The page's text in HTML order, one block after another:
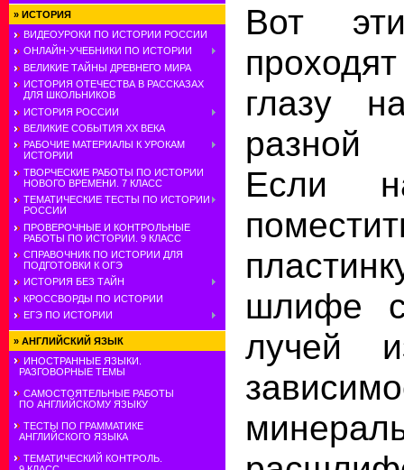
» ИСТОРИЯ
ВИДЕОУРОКИ ПО ИСТОРИИ РОССИИ
ОНЛАЙН-УЧЕБНИКИ ПО ИСТОРИИ
ВЕЛИКИЕ ТАЙНЫ ДРЕВНЕГО МИРА
ИСТОРИЯ ОТЕЧЕСТВА В РАССКАЗАХ
ДЛЯ ШКОЛЬНИКОВ
ИСТОРИЯ РОССИИ
ВЕЛИКИЕ СОБЫТИЯ ХХ ВЕКА
РАБОЧИЕ МАТЕРИАЛЫ К УРОКАМ
ИСТОРИИ
ТВОРЧЕСКИЕ РАБОТЫ ПО ИСТОРИИ
НОВОГО ВРЕМЕНИ. 7 КЛАСС
ТЕМАТИЧЕСКИЕ ТЕСТЫ ПО ИСТОРИИ
РОССИИ
ПРОВЕРОЧНЫЕ И КОНТРОЛЬНЫЕ
РАБОТЫ ПО ИСТОРИИ. 9 КЛАСС
СПРАВОЧНИК ПО ИСТОРИИ ДЛЯ
ПОДГОТОВКИ К ОГЭ
ИСТОРИЯ БЕЗ ТАЙН
КРОССВОРДЫ ПО ИСТОРИИ
ЕГЭ ПО ИСТОРИИ
» АНГЛИЙСКИЙ ЯЗЫК
ИНОСТРАННЫЕ ЯЗЫКИ.
РАЗГОВОРНЫЕ ТЕМЫ
САМОСТОЯТЕЛЬНЫЕ РАБОТЫ
ПО АНГЛИЙСКОМУ ЯЗЫКУ
ТЕСТЫ ПО ГРАММАТИКЕ
АНГЛИЙСКОГО ЯЗЫКА
ТЕМАТИЧЕСКИЙ КОНТРОЛЬ.
Вот
глазу
Если
шлифе
лучей